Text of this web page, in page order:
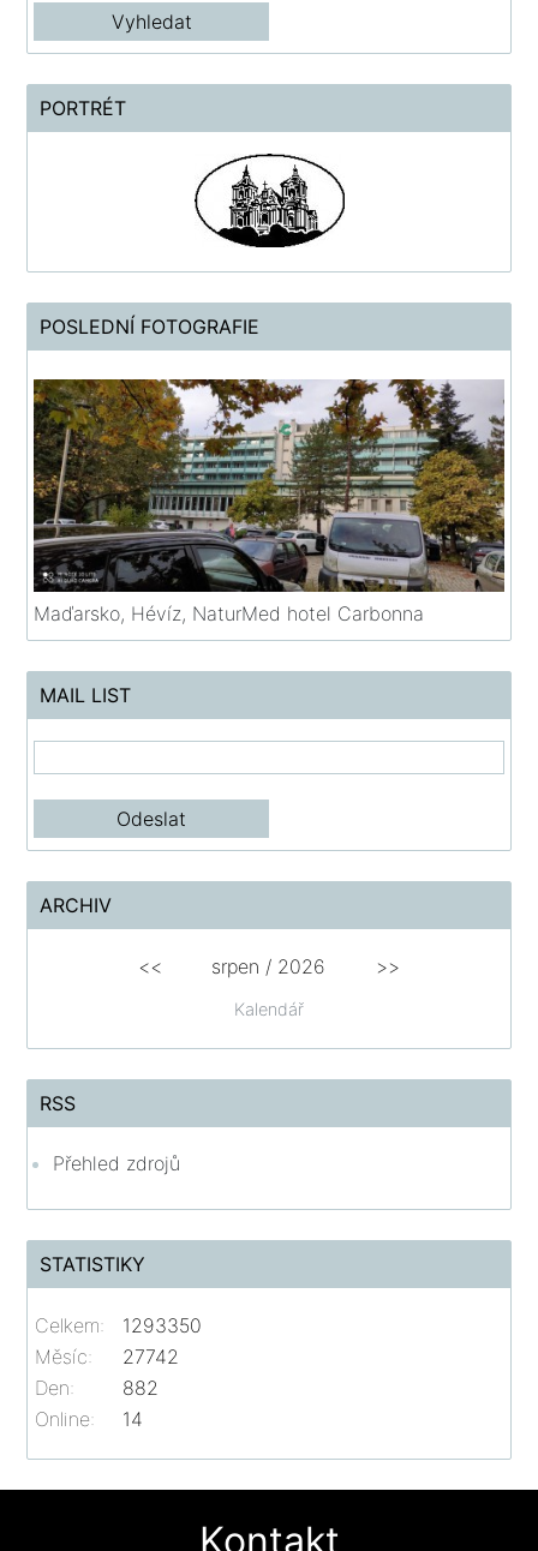
PORTRÉT
POSLEDNÍ FOTOGRAFIE
Maďarsko, Hévíz, NaturMed hotel Carbonna
MAIL LIST
ARCHIV
Kalendář
<< srpen / 2026 >>
RSS
Přehled zdrojů
STATISTIKY
Online: 14
Celkem:
1293350
Měsíc:
27742
Den:
882
Kontakt